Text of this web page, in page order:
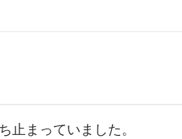
止まっていました。